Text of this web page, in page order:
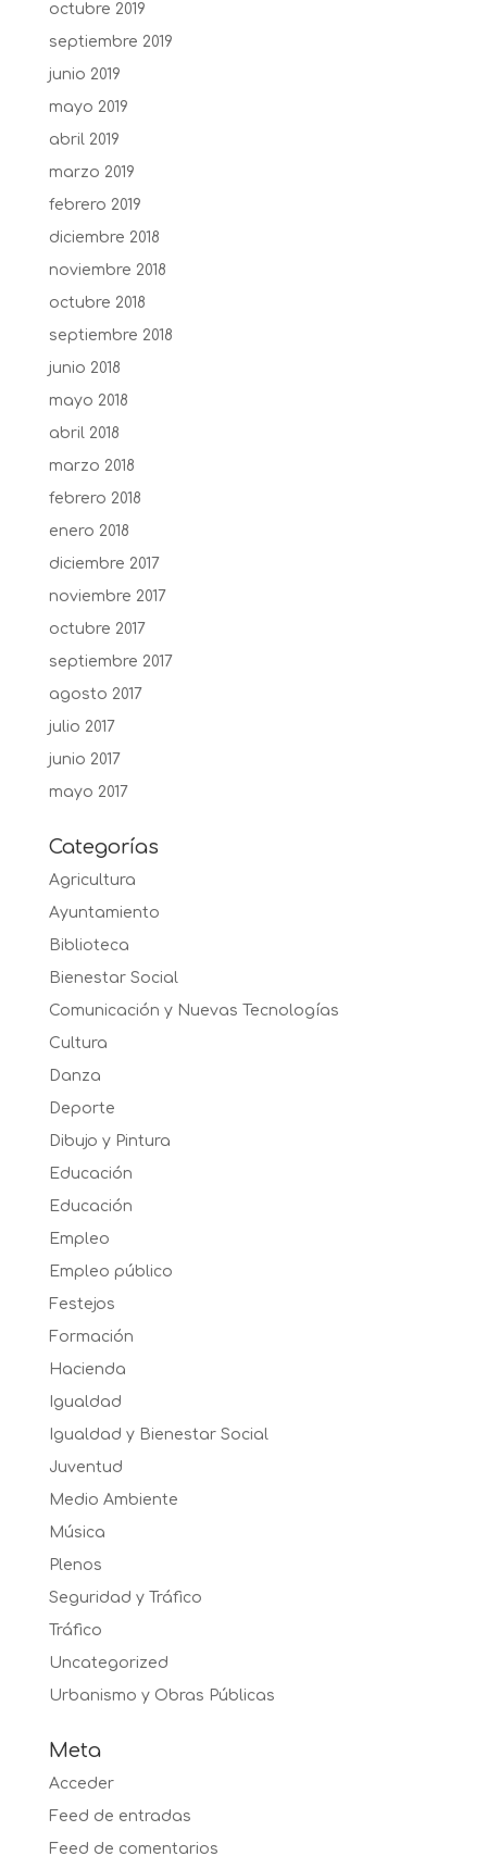
octubre 2019
septiembre 2019
junio 2019
mayo 2019
abril 2019
marzo 2019
febrero 2019
diciembre 2018
noviembre 2018
octubre 2018
septiembre 2018
junio 2018
mayo 2018
abril 2018
marzo 2018
febrero 2018
enero 2018
diciembre 2017
noviembre 2017
octubre 2017
septiembre 2017
agosto 2017
julio 2017
junio 2017
mayo 2017
Categorías
Agricultura
Ayuntamiento
Biblioteca
Bienestar Social
Comunicación y Nuevas Tecnologías
Cultura
Danza
Deporte
Dibujo y Pintura
Educación
Educación
Empleo
Empleo público
Festejos
Formación
Hacienda
Igualdad
Igualdad y Bienestar Social
Juventud
Medio Ambiente
Música
Plenos
Seguridad y Tráfico
Tráfico
Uncategorized
Urbanismo y Obras Públicas
Meta
Acceder
Feed de entradas
Feed de comentarios